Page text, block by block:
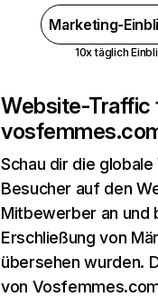
Marketing-
10x täglich
Website-Traffic
Schau dir die
Besucher auf den
Mitbewerber an und
Erschließung von
übersehen wurden.
von